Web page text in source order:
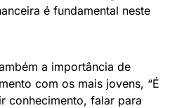
é fundamental neste
a importância de
com os mais jovens, “É
conhecimento, falar para